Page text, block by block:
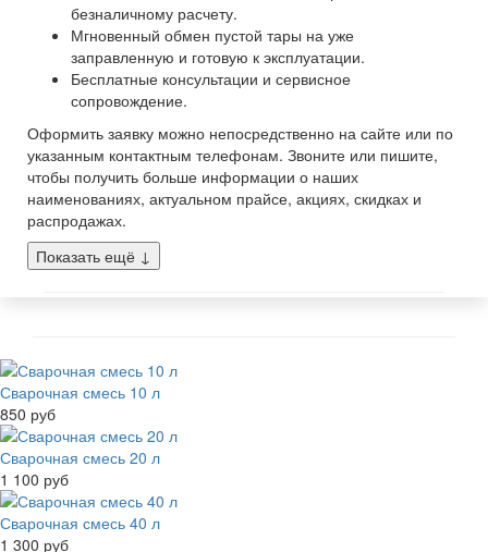
безналичному расчету.
Мгновенный обмен пустой тары на уже
заправленную и готовую к эксплуатации.
Бесплатные консультации и сервисное
сопровождение.
Оформить заявку можно непосредственно на сайте или по
указанным контактным телефонам. Звоните или пишите,
чтобы получить больше информации о наших
наименованиях, актуальном прайсе, акциях, скидках и
распродажах.
Показать ещё ↓
Сварочная смесь 10 л
850 руб
Сварочная смесь 20 л
1 100 руб
Сварочная смесь 40 л
1 300 руб